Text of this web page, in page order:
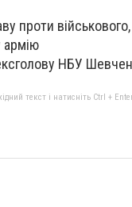
проти
армію
НБУ
текст і натисніть Ctrl +